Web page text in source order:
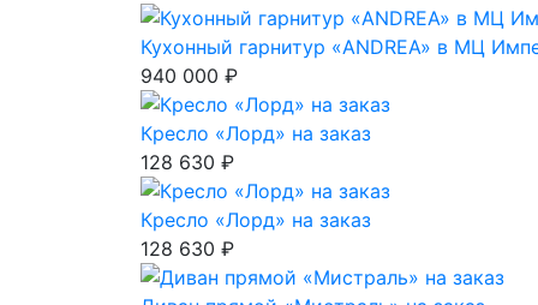
Кухонный гарнитур «ANDREA» в МЦ
940 000 ₽
Кресло «Лорд» на заказ
128 630 ₽
Кресло «Лорд» на заказ
128 630 ₽